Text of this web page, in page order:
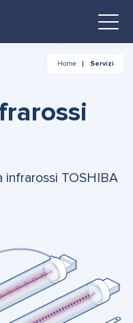
Home Servizi
infrarossi TOSHIBA